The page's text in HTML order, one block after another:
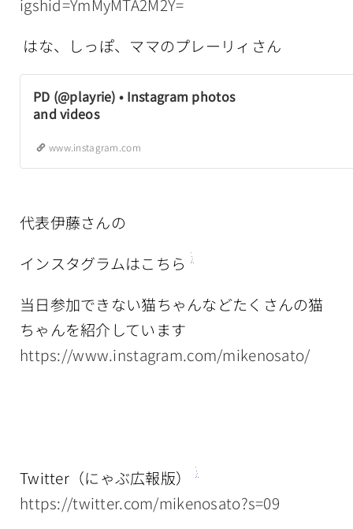
はな、しっぽ、ママのプレーリィさん
PD (@playrie) • Instagram photos
and videos
www.instagram.com
代表伊藤さんの
インスタグラムはこちら
当日参加できない猫ちゃんなどたくさんの猫
ちゃんを紹介しています
https://www.instagram.com/mikenosato/
Twitter（にゃぶ広報版）
https://twitter.com/mikenosato?s=09